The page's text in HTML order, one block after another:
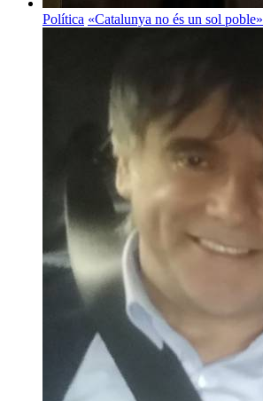
Política «Catalunya no és un sol poble»